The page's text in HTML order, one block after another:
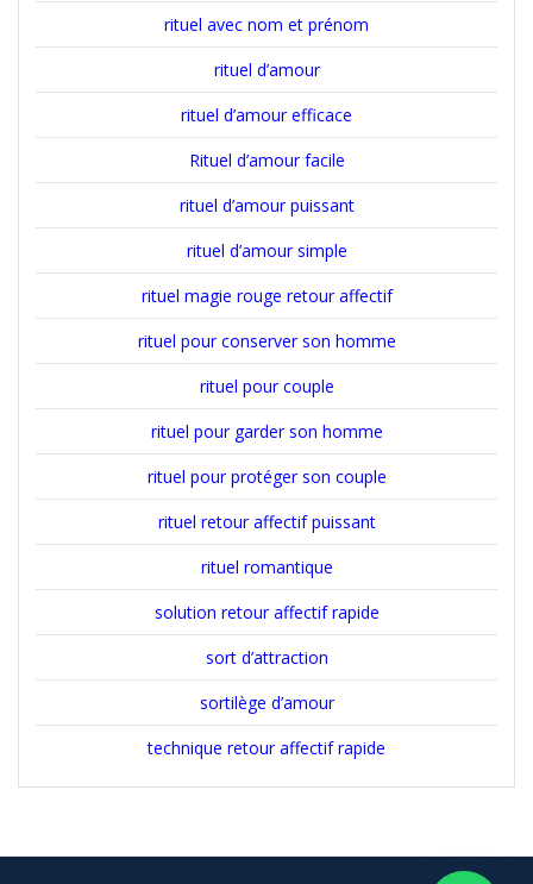
rituel avec nom et prénom
rituel d’amour
rituel d’amour efficace
Rituel d’amour facile
rituel d’amour puissant
rituel d’amour simple
rituel magie rouge retour affectif
rituel pour conserver son homme
rituel pour couple
rituel pour garder son homme
rituel pour protéger son couple
rituel retour affectif puissant
rituel romantique
solution retour affectif rapide
sort d’attraction
sortilège d’amour
technique retour affectif rapide